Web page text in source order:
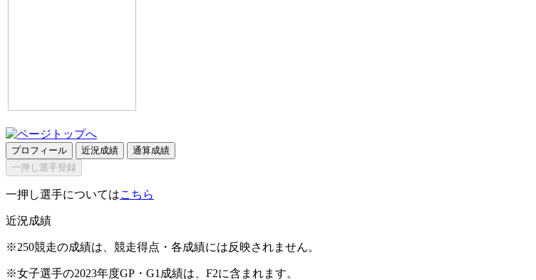
プロフィール 近況成績
通算成績
一押し選手登録
一押し選手についてはこちら
近況成績
※250競走の成績は、競走得点・各成績には反映されません。
※女子選手の2023年度GP・G1成績は、F2に含まれます。